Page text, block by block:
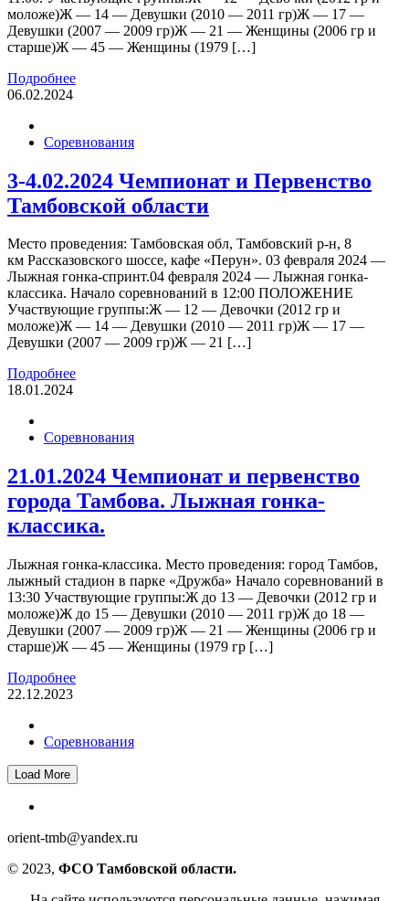
моложе)Ж — 14 — Девушки (2010 — 2011 гр)Ж — 17 —
Девушки (2007 — 2009 гр)Ж — 21 — Женщины (2006 гр и
старше)Ж — 45 — Женщины (1979 […]
Подробнее
06.02.2024
Соревнования
3-4.02.2024 Чемпионат и Первенство
Тамбовской области
Место проведения: Тамбовская обл, Тамбовский р-н, 8
км Рассказовского шоссе, кафе «Перун». 03 февраля 2024 —
Лыжная гонка-спринт.04 февраля 2024 — Лыжная гонка-
классика. Начало соревнований в 12:00 ПОЛОЖЕНИЕ
Участвующие группы:Ж — 12 — Девочки (2012 гр и
моложе)Ж — 14 — Девушки (2010 — 2011 гр)Ж — 17 —
Девушки (2007 — 2009 гр)Ж — 21 […]
Подробнее
18.01.2024
Соревнования
21.01.2024 Чемпионат и первенство
города Тамбова. Лыжная гонка-
классика.
Лыжная гонка-классика. Место проведения: город Тамбов,
лыжный стадион в парке «Дружба» Начало соревнований в
13:30 Участвующие группы:Ж до 13 — Девочки (2012 гр и
моложе)Ж до 15 — Девушки (2010 — 2011 гр)Ж до 18 —
Девушки (2007 — 2009 гр)Ж — 21 — Женщины (2006 гр и
старше)Ж — 45 — Женщины (1979 гр […]
Подробнее
22.12.2023
Соревнования
Load More
orient-tmb@yandex.ru
© 2023, ФСО Тамбовской области.